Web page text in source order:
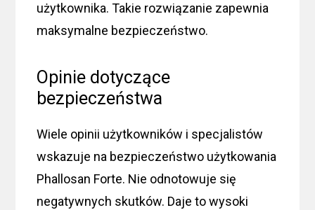
użytkownika. Takie rozwiązanie zapewnia
maksymalne bezpieczeństwo.
Opinie dotyczące
bezpieczeństwa
Wiele opinii użytkowników i specjalistów
wskazuje na bezpieczeństwo użytkowania
Phallosan Forte. Nie odnotowuje się
negatywnych skutków. Daje to wysoki